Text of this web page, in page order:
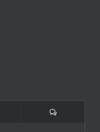
Comments